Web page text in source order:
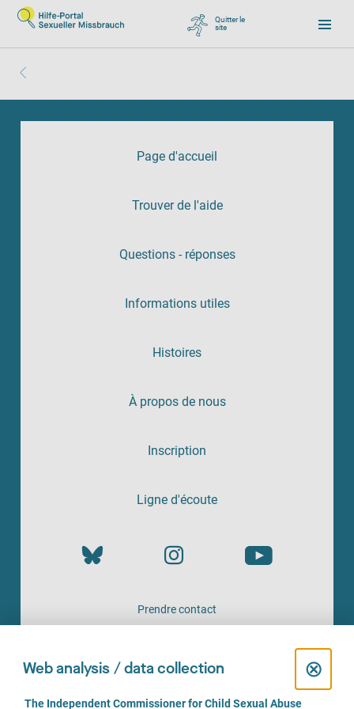
Quitter le
site, zu Google wechseln
Page d'accueil
Trouver de l'aide
Questions - réponses
Informations utiles
Histoires
À propos de nous
Inscription
Ligne d'écoute
Prendre contact
UN SERVICE PROPOSÉ PAR
Web analysis / data collection ⊗
C
l
C
The Independent Commissioner for Child Sexual Abuse